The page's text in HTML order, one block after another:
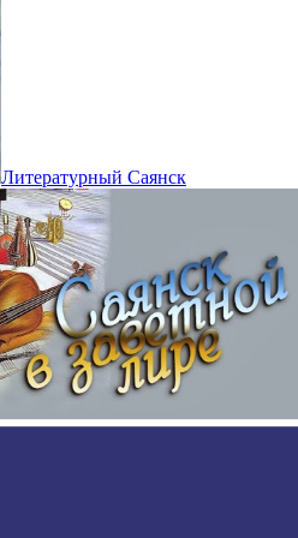
Литературный Саянск